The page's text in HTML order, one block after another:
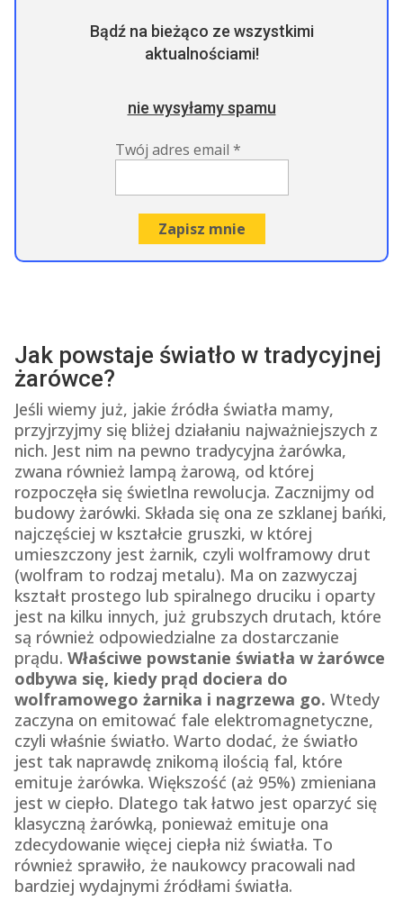
Bądź na bieżąco ze wszystkimi
aktualnościami!
nie wysyłamy spamu
Twój adres email *
Jak powstaje światło w tradycyjnej
żarówce?
Jeśli wiemy już, jakie źródła światła mamy,
przyjrzyjmy się bliżej działaniu najważniejszych z
nich. Jest nim na pewno tradycyjna żarówka,
zwana również lampą żarową, od której
rozpoczęła się świetlna rewolucja. Zacznijmy od
budowy żarówki. Składa się ona ze szklanej bańki,
najczęściej w kształcie gruszki, w której
umieszczony jest żarnik, czyli wolframowy drut
(wolfram to rodzaj metalu). Ma on zazwyczaj
kształt prostego lub spiralnego druciku i oparty
jest na kilku innych, już grubszych drutach, które
są również odpowiedzialne za dostarczanie
prądu. Właściwe powstanie światła w żarówce
odbywa się, kiedy prąd dociera do
wolframowego żarnika i nagrzewa go. Wtedy
zaczyna on emitować fale elektromagnetyczne,
czyli właśnie światło. Warto dodać, że światło
jest tak naprawdę znikomą ilością fal, które
emituje żarówka. Większość (aż 95%) zmieniana
jest w ciepło. Dlatego tak łatwo jest oparzyć się
klasyczną żarówką, ponieważ emituje ona
zdecydowanie więcej ciepła niż światła. To
również sprawiło, że naukowcy pracowali nad
bardziej wydajnymi źródłami światła.